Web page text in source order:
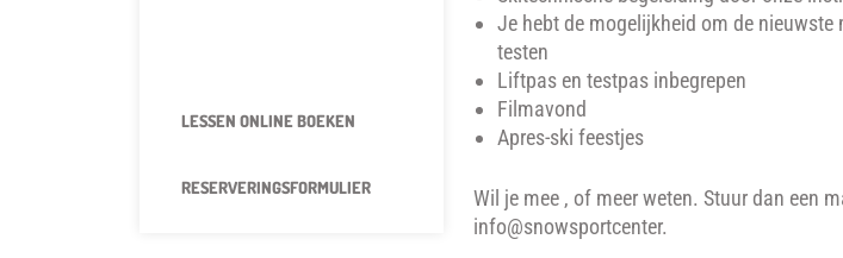
LESSEN ONLINE BOEKEN
RESERVERINGSFORMULIER
Je hebt de mogelijkheid om de nieuwste
testen
Liftpas en testpas inbegrepen
Filmavond
Apres-ski feestjes
Wil je mee , of meer weten. Stuur dan een
info@snowsportcenter.